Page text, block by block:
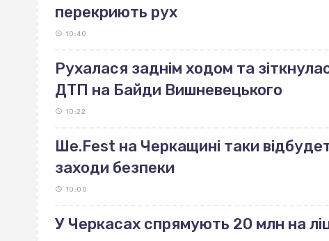
перекриють рух
10:40
Рухалася заднім ходом та
ДТП на Байди Вишневецького
10:22
Ше.Fest на Черкащині таки
заходи безпеки
10:00
У Черкасах спрямують 20 млн на